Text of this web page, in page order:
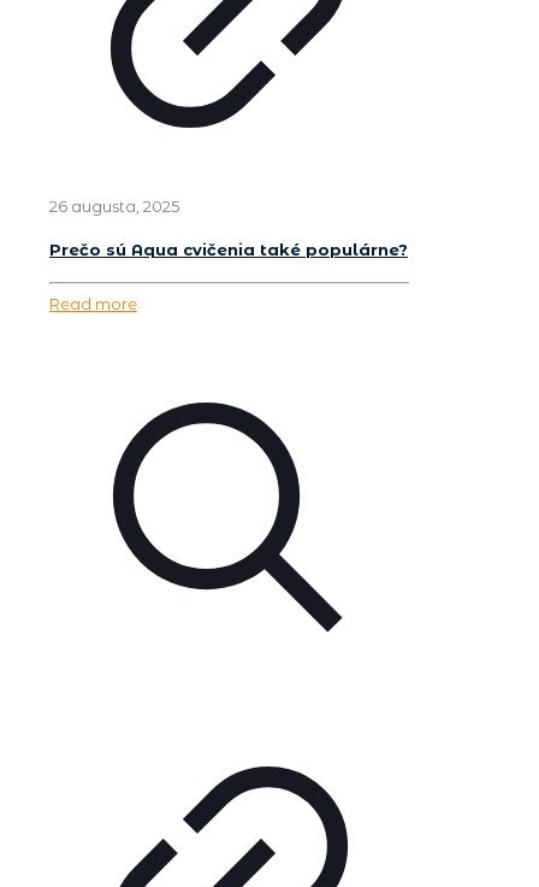
26 augusta, 2025
Prečo sú Aqua cvičenia také populárne?
Read more